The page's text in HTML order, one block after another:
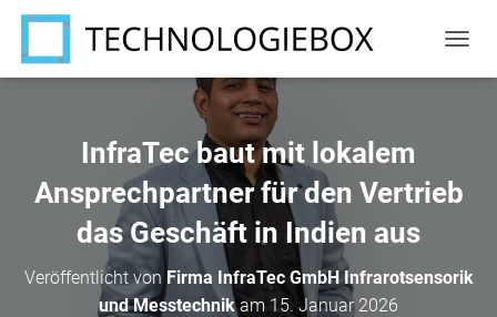
A
I
U
M
InfraTec baut mit lokalem
Ansprechpartner für den Vertrieb
das Geschäft in Indien aus
Veröffentlicht vonFirma InfraTec GmbH Infrarotsensorik
und Messtechnikam 15. Januar 2026